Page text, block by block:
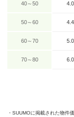
40～50 4.0
50～60 4.4
60～70 5.0
70～80 6.0
SUUMOに掲載された物件